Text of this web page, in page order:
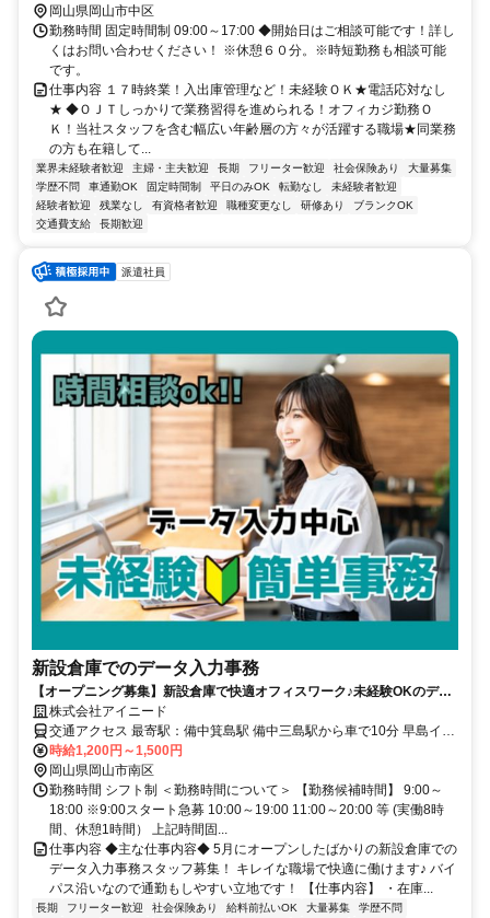
岡山県岡山市中区
勤務時間 固定時間制 09:00～17:00 ◆開始日はご相談可能です！詳し
くはお問い合わせください！ ※休憩６０分。※時短勤務も相談可能
です。
仕事内容 １７時終業！入出庫管理など！未経験ＯＫ★電話応対なし
★ ◆ＯＪＴしっかりで業務習得を進められる！オフィカジ勤務Ｏ
Ｋ！当社スタッフを含む幅広い年齢層の方々が活躍する職場★同業務
の方も在籍して...
業界未経験者歓迎 主婦・主夫歓迎 長期 フリーター歓迎 社会保険あり
大量募集
学歴不問
車通勤OK 固定時間制 平日のみOK 転勤なし
未経験者歓迎
経験者歓迎
残業なし 有資格者歓迎 職種変更なし 研修あり
ブランクOK
交通費支給
長期歓迎
派遣社員
新設倉庫でのデータ入力事務
【オープニング募集】新設倉庫で快適オフィスワーク♪未経験OKのデー
タ入力作業・働きやすさ抜群の空調完備・希望休取得OK！【日払い・週
払い・前払い】
株式会社アイニード
交通アクセス 最寄駅：備中箕島駅 備中三島駅から車で10分 早島イン
ターからも車で約5分 ＊車通勤OK,バイク通勤OK
時給1,200円～1,500円
岡山県岡山市南区
勤務時間 シフト制 ＜勤務時間について＞ 【勤務候補時間】 9:00～
18:00 ※9:00スタート急募 10:00～19:00 11:00～20:00 等 (実働8時
間、休憩1時間） 上記時間固...
仕事内容 ◆主な仕事内容◆ 5月にオープンしたばかりの新設倉庫での
データ入力事務スタッフ募集！ キレイな職場で快適に働けます♪ バイ
パス沿いなので通勤もしやすい立地です！ 【仕事内容】 ・在庫...
長期 フリーター歓迎 社会保険あり 給料前払いOK 大量募集
学歴不問